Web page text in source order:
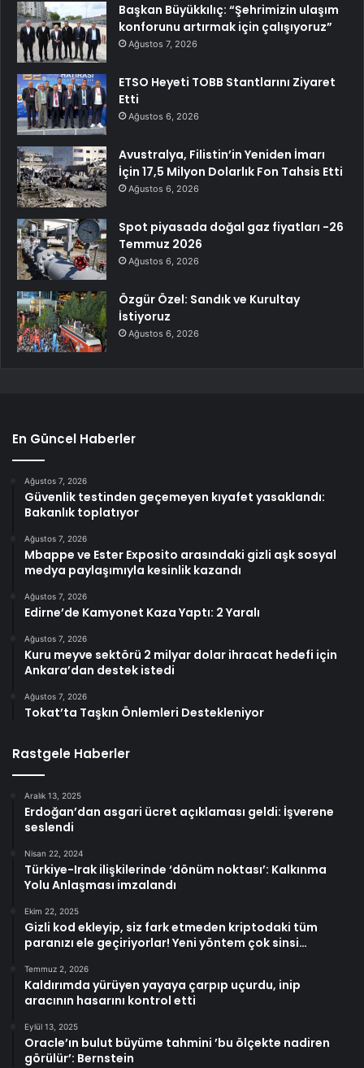
Başkan Büyükkılıç: “Şehrimizin ulaşım
konforunu artırmak için çalışıyoruz”
Ağustos 7, 2026
ETSO Heyeti TOBB Stantlarını Ziyaret
Etti
Ağustos 6, 2026
Avustralya, Filistin’in Yeniden İmarı
İçin 17,5 Milyon Dolarlık Fon Tahsis Etti
Ağustos 6, 2026
Spot piyasada doğal gaz fiyatları -26
Temmuz 2026
Ağustos 6, 2026
Özgür Özel: Sandık ve Kurultay
İstiyoruz
Ağustos 6, 2026
En Güncel Haberler
Ağustos 7, 2026
Güvenlik testinden geçemeyen kıyafet yasaklandı:
Bakanlık toplatıyor
Ağustos 7, 2026
Mbappe ve Ester Exposito arasındaki gizli aşk sosyal
medya paylaşımıyla kesinlik kazandı
Ağustos 7, 2026
Edirne’de Kamyonet Kaza Yaptı: 2 Yaralı
Ağustos 7, 2026
Kuru meyve sektörü 2 milyar dolar ihracat hedefi için
Ankara’dan destek istedi
Ağustos 7, 2026
Tokat’ta Taşkın Önlemleri Destekleniyor
Rastgele Haberler
Aralık 13, 2025
Erdoğan’dan asgari ücret açıklaması geldi: İşverene
seslendi
Nisan 22, 2024
Türkiye-Irak ilişkilerinde ‘dönüm noktası’: Kalkınma
Yolu Anlaşması imzalandı
Ekim 22, 2025
Gizli kod ekleyip, siz fark etmeden kriptodaki tüm
paranızı ele geçiriyorlar! Yeni yöntem çok sinsi…
Temmuz 2, 2026
Kaldırımda yürüyen yayaya çarpıp uçurdu, inip
aracının hasarını kontrol etti
Eylül 13, 2025
Oracle’ın bulut büyüme tahmini ’bu ölçekte nadiren
görülür’: Bernstein